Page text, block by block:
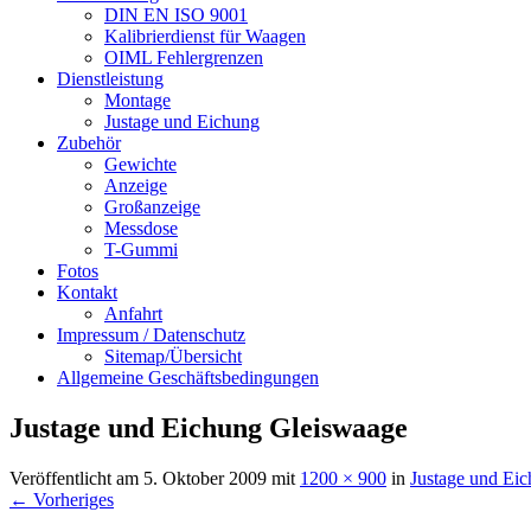
DIN EN ISO 9001
Kalibrierdienst für Waagen
OIML Fehlergrenzen
Dienstleistung
Montage
Justage und Eichung
Zubehör
Gewichte
Anzeige
Großanzeige
Messdose
T-Gummi
Fotos
Kontakt
Anfahrt
Impressum / Datenschutz
Sitemap/Übersicht
Allgemeine Geschäftsbedingungen
Justage und Eichung Gleiswaage
Veröffentlicht am 5. Oktober 2009 mit 1200 × 900 in Justage und
← Vorheriges